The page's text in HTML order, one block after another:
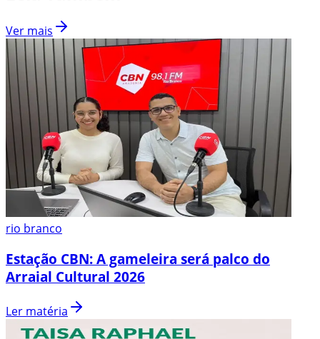
Ver mais
rio branco
Estação CBN: A gameleira será palco do
Arraial Cultural 2026
Ler matéria